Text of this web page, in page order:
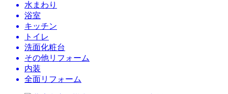
水まわり
浴室
キッチン
トイレ
洗面化粧台
その他リフォーム
内装
全面リフォーム